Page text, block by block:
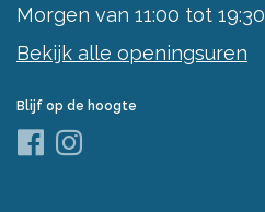
Morgen van 11:00 tot 19:30
Bekijk alle openingsuren
Blijf op de hoogte
Facebook
Instagram